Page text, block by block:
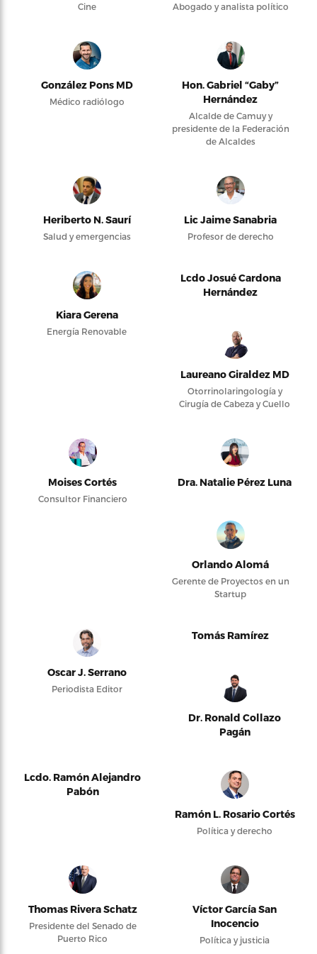
Cine Abogado y analista político
González Pons MD
Médico radiólogo
Hon. Gabriel “Gaby”
Hernández
Alcalde de Camuy y
presidente de la Federación
de Alcaldes
Heriberto N. Saurí
Salud y emergencias
Lic Jaime Sanabria
Profesor de derecho
Kiara Gerena
Energía Renovable
Lcdo Josué Cardona
Hernández
Laureano Giraldez MD
Otorrinolaringología y
Cirugía de Cabeza y Cuello
Moises Cortés
Consultor Financiero
Dra. Natalie Pérez Luna
Orlando Alomá
Gerente de Proyectos en un
Startup
Oscar J. Serrano
Periodista Editor
Tomás Ramírez
Dr. Ronald Collazo
Pagán
Lcdo. Ramón Alejandro
Pabón
Ramón L. Rosario Cortés
Política y derecho
Thomas Rivera Schatz
Presidente del Senado de
Puerto Rico
Víctor García San
Inocencio
Política y justicia